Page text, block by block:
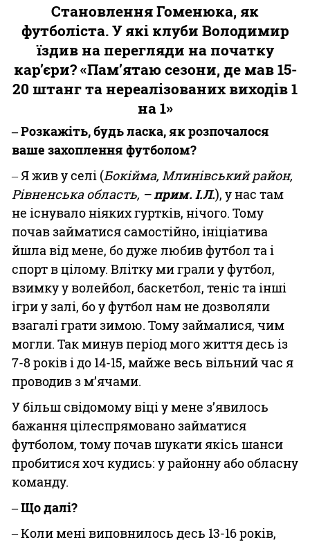
Становлення Гоменюка, як
футболіста. У які клуби Володимир
їздив на перегляди на початку
кар’єри? «Пам’ятаю сезони, де мав 15-
20 штанг та нереалізованих виходів 1
на 1»
‒ Розкажіть, будь ласка, як розпочалося
ваше захоплення футболом?
‒ Я жив у селі (Бокійма, Млинівський район,
Рівненська область, –прим. І.Л.), у нас там
не існувало ніяких гуртків, нічого. Тому
почав займатися самостійно, ініціатива
йшла від мене, бо дуже любив футбол та і
спорт в цілому. Влітку ми грали у футбол,
взимку у волейбол, баскетбол, теніс та інші
ігри у залі, бо у футбол нам не дозволяли
взагалі грати зимою. Тому займалися, чим
могли. Так минув період мого життя десь із
7-8 років і до 14-15, майже весь вільний час я
проводив з м’ячами.
У більш свідомому віці у мене з’явилось
бажання цілеспрямовано займатися
футболом, тому почав шукати якісь шанси
пробитися хоч кудись: у районну або обласну
команду.
‒ Що далі?
‒ Коли мені виповнилось десь 13-16 років,